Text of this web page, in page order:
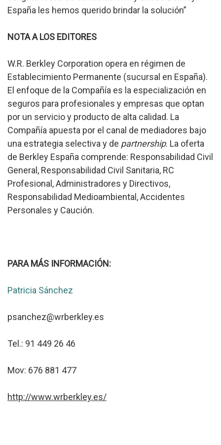
España les hemos querido brindar la solución”
NOTA A LOS EDITORES
W.R. Berkley Corporation opera en régimen de
Establecimiento Permanente (sucursal en España).
El enfoque de la Compañía es la especialización en
seguros para profesionales y empresas que optan
por un servicio y producto de alta calidad. La
Compañía apuesta por el canal de mediadores bajo
una estrategia selectiva y de partnership. La oferta
de Berkley España comprende: Responsabilidad Civil
General, Responsabilidad Civil Sanitaria, RC
Profesional, Administradores y Directivos,
Responsabilidad Medioambiental, Accidentes
Personales y Caución.
PARA MÁS INFORMACIÓN:
Patricia Sánchez
psanchez@wrberkley.es
Tel.: 91 449 26 46
Mov: 676 881 477
http://www.wrberkley.es/